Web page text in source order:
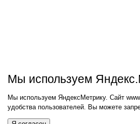
Мы используем
Мы используем ЯндексМетрику. Сайт
удобства пользователей. Вы можете